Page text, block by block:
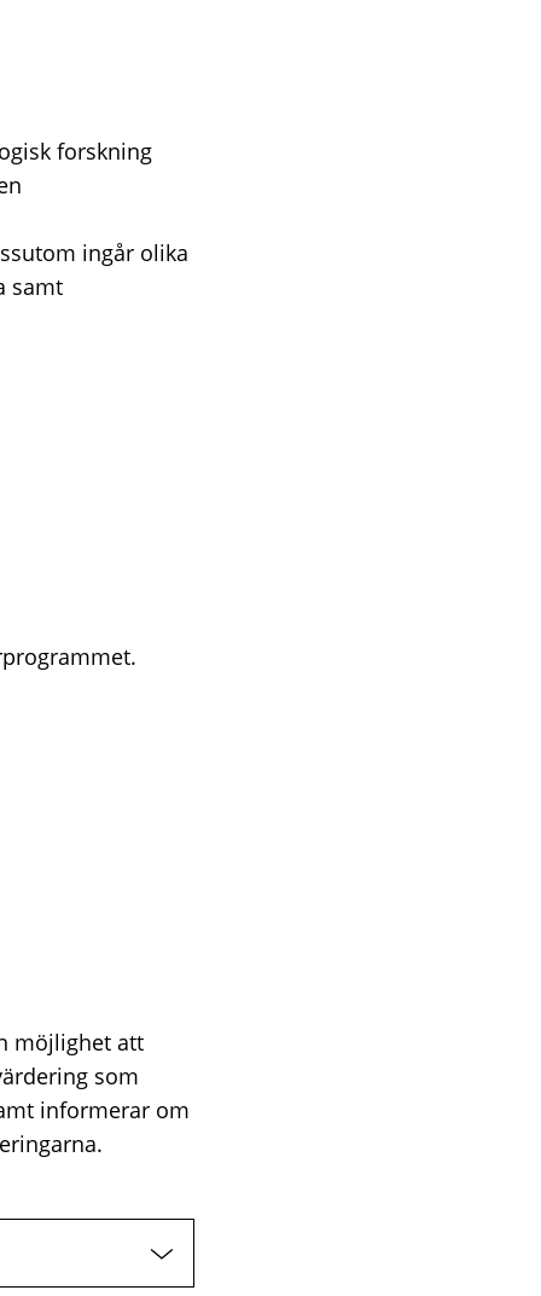
forskning
ingår olika
samt
möjlighet att
som
informerar om